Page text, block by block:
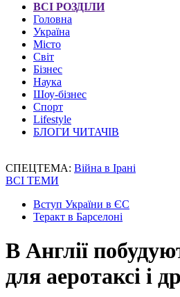
ВСІ РОЗДІЛИ
Головна
Україна
Місто
Світ
Бізнес
Наука
Шоу-бізнес
Спорт
Lifestyle
БЛОГИ ЧИТАЧІВ
СПЕЦТЕМА: Війна в Ірані
ВСІ ТЕМИ
Вступ України в ЄС
Теракт в Барселоні
В Англії
для аеротаксі і